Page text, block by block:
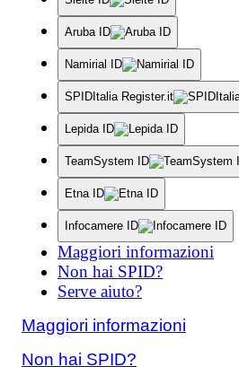
Aruba ID
Namirial ID
SPIDItalia Register.it
Lepida ID
TeamSystem ID
Etna ID
Infocamere ID
Maggiori informazioni
Non hai SPID?
Serve aiuto?
Maggiori informazioni
Non hai SPID?